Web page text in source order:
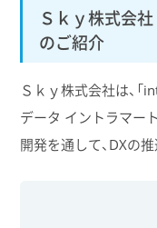
Ｓｋｙ株式会
のご紹介
Ｓｋｙ株式会社は、
データ イントラマー
開発を通して、DXの